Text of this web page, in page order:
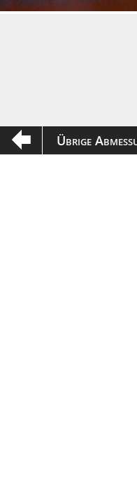
Übrige